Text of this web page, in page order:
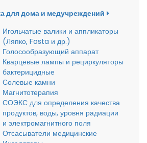
для дома и медучреждений
Игольчатые валики и аппликаторы
(Ляпко, Fosta и др.)
Голосообразующий аппарат
Кварцевые лампы и рециркуляторы
бактерицидные
Солевые камни
Магнитотерапия
СОЭКС для определения качества
продуктов, воды, уровня радиации
и электромагнитного поля
Отсасыватели медицинские